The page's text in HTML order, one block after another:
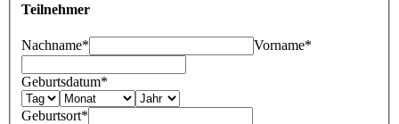
Teilnehmer
Nachname* Vorname*
Geburtsdatum*
Geburtsort*